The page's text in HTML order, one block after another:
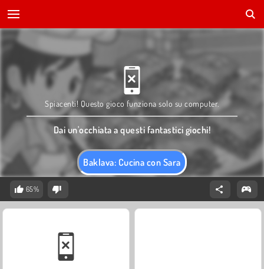
Baklava: Cucina con Sara
Spiacenti! Questo gioco funziona solo su computer.
Dai un'occhiata a questi fantastici giochi!
65%